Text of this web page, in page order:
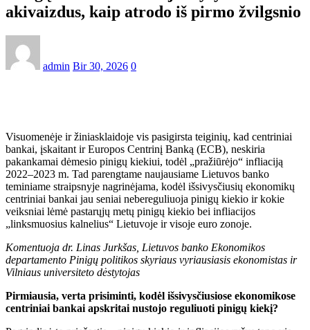
akivaizdus, kaip atrodo iš pirmo žvilgsnio
admin Bir 30, 2026 0
Visuomenėje ir žiniasklaidoje vis pasigirsta teiginių, kad centriniai
bankai, įskaitant ir Europos Centrinį Banką (ECB), neskiria
pakankamai dėmesio pinigų kiekiui, todėl „pražiūrėjo“ infliaciją
2022–2023 m. Tad parengtame naujausiame Lietuvos banko
teminiame straipsnyje nagrinėjama, kodėl išsivysčiusių ekonomikų
centriniai bankai jau seniai nebereguliuoja pinigų kiekio ir kokie
veiksniai lėmė pastarųjų metų pinigų kiekio bei infliacijos
„linksmuosius kalnelius“ Lietuvoje ir visoje euro zonoje.
Komentuoja dr. Linas Jurkšas, Lietuvos banko Ekonomikos
departamento Pinigų politikos skyriaus vyriausiasis ekonomistas ir
Vilniaus universiteto dėstytojas
Pirmiausia, verta prisiminti, kodėl išsivysčiusiose ekonomikose
centriniai bankai apskritai nustojo reguliuoti pinigų kiekį?